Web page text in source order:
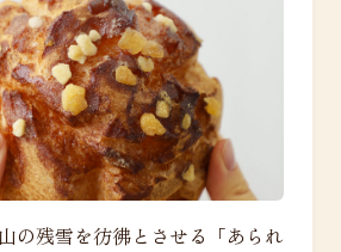
の残雪を彷彿とさせる「あられ